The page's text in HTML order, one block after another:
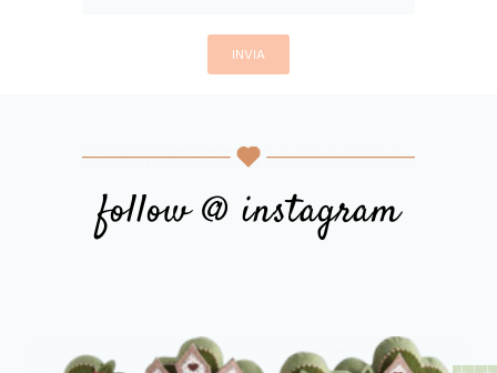
follow @ instagram